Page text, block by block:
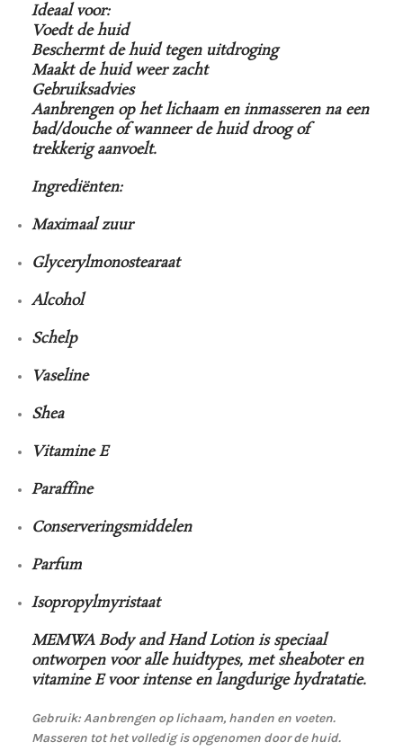
Ideaal voor:
Voedt de huid
Beschermt de huid tegen uitdroging
Maakt de huid weer zacht
Gebruiksadvies
Aanbrengen op het lichaam en inmasseren na een
bad/douche of wanneer de huid droog of
trekkerig aanvoelt.
Ingrediënten:
Maximaal zuur
Glycerylmonostearaat
Alcohol
Schelp
Vaseline
Shea
Vitamine E
Paraffine
Conserveringsmiddelen
Parfum
Isopropylmyristaat
MEMWA Body and Hand Lotion is speciaal
ontworpen voor alle huidtypes, met sheaboter en
vitamine E voor intense en langdurige hydratatie.
Gebruik: Aanbrengen op lichaam, handen en voeten.
Masseren tot het volledig is opgenomen door de huid.